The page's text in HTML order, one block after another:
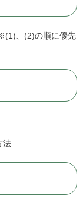
、(2)の順に優先
法